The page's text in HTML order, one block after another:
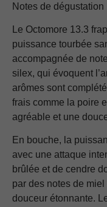
Notes de dégustation
Le Octomore 13.3
puissance tourbée
accompagnée de
silex, qui évoquent
arômes sont
frais comme la poire
agréable et une
En bouche, la
avec une attaque
brûlée et de cendre
par des notes de
douceur étonnante.